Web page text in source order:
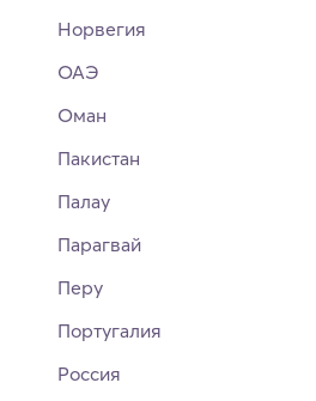
Норвегия
ОАЭ
Оман
Пакистан
Палау
Парагвай
Перу
Португалия
Россия